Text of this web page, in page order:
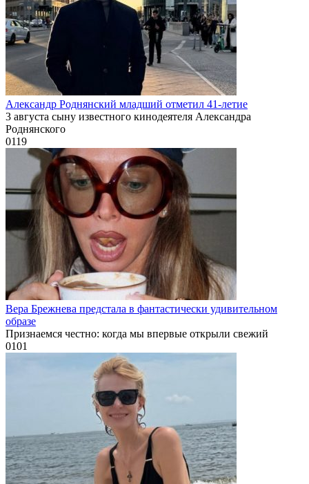
Александр Роднянский младший отметил 41-летие
3 августа сыну известного кинодеятеля Александра
Роднянского
0119
Вера Брежнева предстала в фантастически удивительном
образе
Признаемся честно: когда мы впервые открыли свежий
0101